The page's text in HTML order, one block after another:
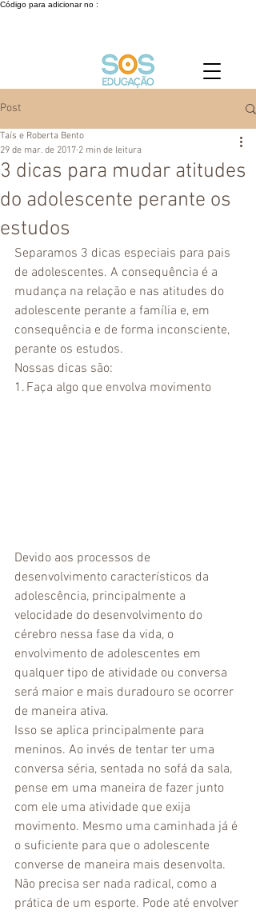
Código para adicionar no :
Post
3 dicas para mudar atitudes
do adolescente perante os
estudos
Taís e Roberta Bento
29 de mar. de 2017 2 min de leitura
Separamos 3 dicas especiais para pais
de adolescentes. A consequência é a
mudança na relação e nas atitudes do
adolescente perante a família e, em
consequência e de forma inconsciente,
perante os estudos.
Nossas dicas são:
1. Faça algo que envolva movimento
Devido aos processos de
desenvolvimento característicos da
adolescência, principalmente a
velocidade do desenvolvimento do
cérebro nessa fase da vida, o
envolvimento de adolescentes em
qualquer tipo de atividade ou conversa
será maior e mais duradouro se ocorrer
de maneira ativa.
Isso se aplica principalmente para
meninos. Ao invés de tentar ter uma
conversa séria, sentada no sofá da sala,
pense em uma maneira de fazer junto
com ele uma atividade que exija
movimento. Mesmo uma caminhada já é
o suficiente para que o adolescente
converse de maneira mais desenvolta.
Não precisa ser nada radical, como a
prática de um esporte. Pode até envolver